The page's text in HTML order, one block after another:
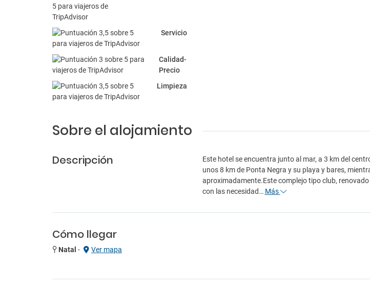
Servicio
Calidad-
Precio
Limpieza
Sobre el alojamiento
Descripción
Este hotel se encuentra junto al mar, a 3 km del
unos 8 km de Ponta Negra y su playa y bares,
aproximadamente.Este complejo tipo club,
con las necesidad… Más
Cómo llegar
Natal - Ver mapa